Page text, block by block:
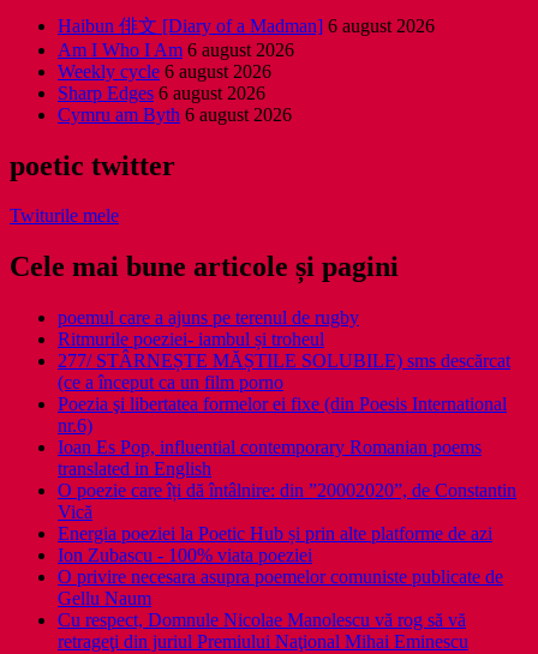
Haibun 俳文 [Diary of a Madman] 6 august 2026
Am I Who I Am 6 august 2026
Weekly cycle 6 august 2026
Sharp Edges 6 august 2026
Cymru am Byth 6 august 2026
poetic twitter
Twiturile mele
Cele mai bune articole și pagini
poemul care a ajuns pe terenul de rugby
Ritmurile poeziei- iambul și troheul
277/ STÂRNEȘTE MĂȘTILE SOLUBILE) sms descărcat
(ce a început ca un film porno
Poezia şi libertatea formelor ei fixe (din Poesis International
nr.6)
Ioan Es Pop, influential contemporary Romanian poems
translated in English
O poezie care îți dă întâlnire: din ”20002020”, de Constantin
Vică
Energia poeziei la Poetic Hub și prin alte platforme de azi
Ion Zubascu - 100% viata poeziei
O privire necesara asupra poemelor comuniste publicate de
Gellu Naum
Cu respect, Domnule Nicolae Manolescu vă rog să vă
retrageţi din juriul Premiului Naţional Mihai Eminescu